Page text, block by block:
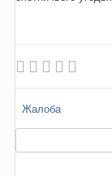
Жалоба